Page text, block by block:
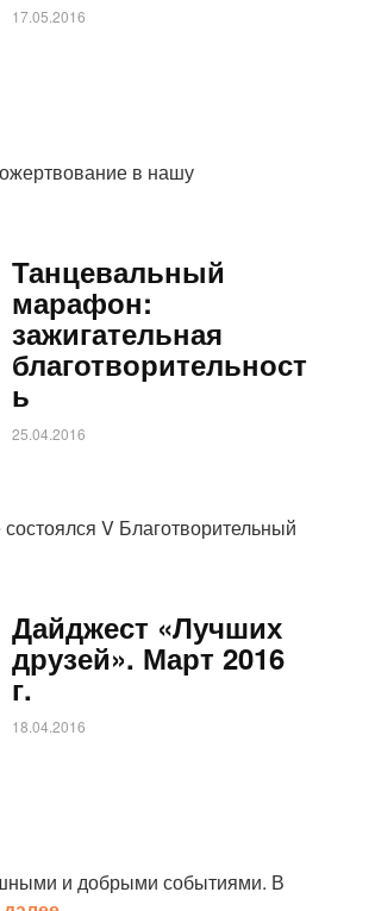
17.05.2016
в нашу
Танцевальный
марафон:
зажигательная
благотворительност
ь
25.04.2016
V Благотворительный
Дайджест «Лучших
друзей». Март 2016
г.
18.04.2016
и добрыми событиями. В